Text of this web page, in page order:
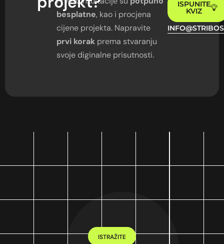
besplatne, kao i procjena
cijene projekta. Napravite
prvi korak prema stvaranju
svoje diginalne prisutnosti.
ISPUNITE
KVIZ
ISTRAŽITE